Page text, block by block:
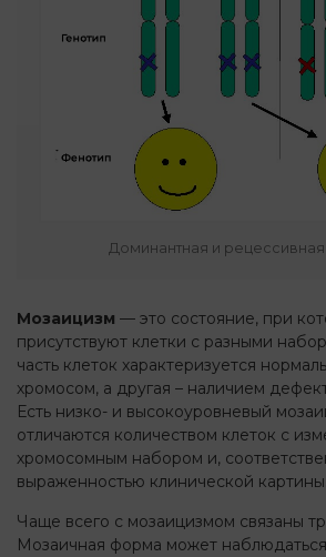
Доминантная и рецессивная
Мозаицизм — это состояние, при
присутствуют клетки с разными
часть клеток характеризуется
хромосом, а другая – наличием
Есть низко- и высокоуровневый
отличаются количеством клеток с
хромосомным набором и,
выраженностью клинической картины.
Чаще всего с мозаицизмом связаны
Мозаичная форма может